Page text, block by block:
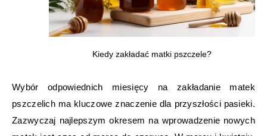
Kiedy zakładać matki pszczele?
Wybór odpowiednich miesięcy na zakładanie matek
pszczelich ma kluczowe znaczenie dla przyszłości pasieki.
Zazwyczaj najlepszym okresem na wprowadzenie nowych